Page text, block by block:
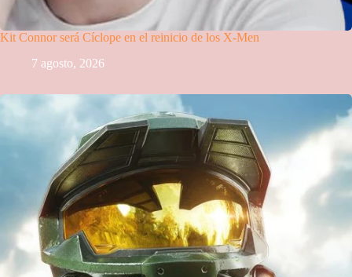
Kit Connor será Cíclope en el reinicio de los X-Men
7 agosto, 2026